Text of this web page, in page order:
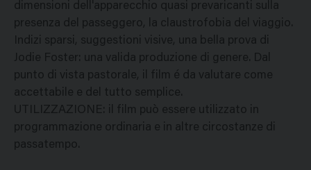
dimensioni dell'apparecchio quasi prevaricanti sulla
presenza del passeggero, la claustrofobia del viaggio.
Indizi sparsi, suggestioni visive, una bella prova di
Jodie Foster: una valida produzione di genere. Dal
punto di vista pastorale, il film é da valutare come
accettabile e del tutto semplice.
UTILIZZAZIONE: il film può essere utilizzato in
programmazione ordinaria e in altre circostanze di
passatempo.